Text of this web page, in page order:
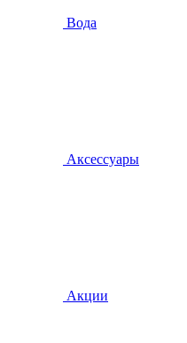
Вода
Аксессуары
Акции